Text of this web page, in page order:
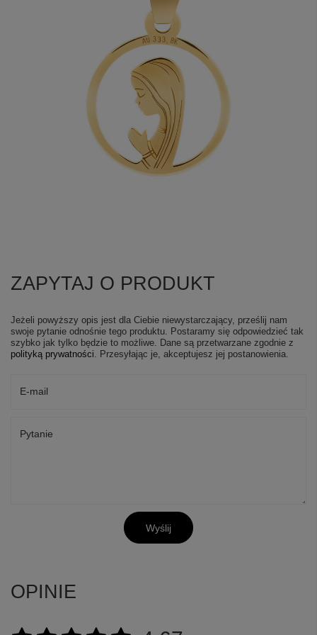
ZAPYTAJ O PRODUKT
Jeżeli powyższy opis jest dla Ciebie niewystarczający, prześlij nam
swoje pytanie odnośnie tego produktu. Postaramy się odpowiedzieć tak
szybko jak tylko będzie to możliwe. Dane są przetwarzane zgodnie z
polityką prywatności. Przesyłając je, akceptujesz jej postanowienia.
E-mail
Pytanie
Wyślij
OPINIE